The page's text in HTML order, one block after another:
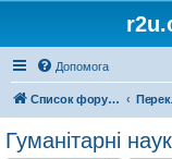
Допомога
Список форумів
Гуманітарні